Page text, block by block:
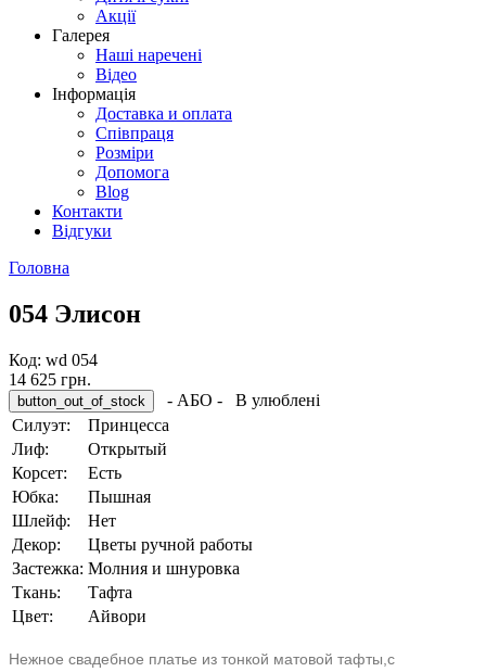
Акції
Галерея
Наші наречені
Відео
Інформація
Доставка и оплата
Співпраця
Розміри
Допомога
Blog
Контакти
Відгуки
Головна
054 Элисон
Код: wd 054
14 625 грн.
- АБО -
В улюблені
Силуэт:
Принцесса
Лиф:
Oткрытый
Корсет:
Eсть
Юбка:
Пышная
Шлейф:
Hет
Декор:
Цветы ручной работы
Застежка: Молния и шнуровка
Ткань:
Тафта
Цвет:
Aйвори
Нежное свадебное платье из тонкой матовой тафты,с